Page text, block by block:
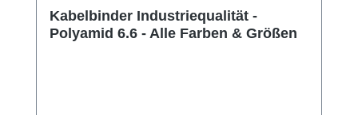
Kabelbinder Industriequalität -
Polyamid 6.6 - Alle Farben & Größen